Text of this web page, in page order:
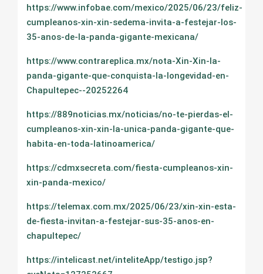
https://www.infobae.com/mexico/2025/06/23/feliz-
cumpleanos-xin-xin-sedema-invita-a-festejar-los-
35-anos-de-la-panda-gigante-mexicana/
https://www.contrareplica.mx/nota-Xin-Xin-la-
panda-gigante-que-conquista-la-longevidad-en-
Chapultepec--20252264
https://889noticias.mx/noticias/no-te-pierdas-el-
cumpleanos-xin-xin-la-unica-panda-gigante-que-
habita-en-toda-latinoamerica/
https://cdmxsecreta.com/fiesta-cumpleanos-xin-
xin-panda-mexico/
https://telemax.com.mx/2025/06/23/xin-xin-esta-
de-fiesta-invitan-a-festejar-sus-35-anos-en-
chapultepec/
https://intelicast.net/inteliteApp/testigo.jsp?